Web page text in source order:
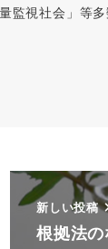
視社会」等多
新しい投稿
根拠法